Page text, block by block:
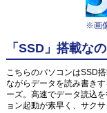
※画
「SSD」搭載な
こちらのパソコンはSSD
ながらデータを読み書き
ーズ。高速でデータ読込
ョン起動が素早く、サク